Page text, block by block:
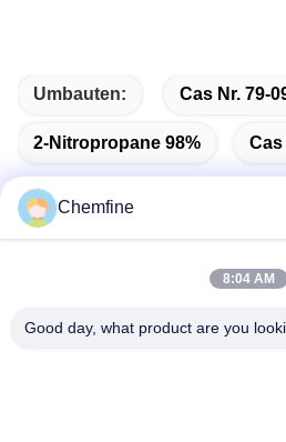
Umbauten: Cas Nr. 79-
2-Nitropropane 98% Cas
Schnelle
Adresse
Chemfine
8:04 AM
Good day, what product are you